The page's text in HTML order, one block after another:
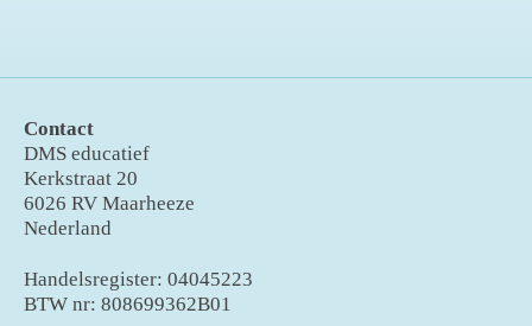
Contact
DMS educatief
Kerkstraat 20
6026 RV Maarheeze
Nederland
Handelsregister: 04045223
BTW nr: 808699362B01